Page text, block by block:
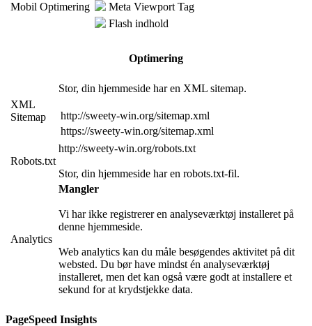
Mobil Optimering
Meta Viewport Tag
Flash indhold
Optimering
XML
Sitemap
Stor, din hjemmeside har en XML sitemap.
http://sweety-win.org/sitemap.xml
https://sweety-win.org/sitemap.xml
Robots.txt
http://sweety-win.org/robots.txt
Stor, din hjemmeside har en robots.txt-fil.
Analytics
Mangler
Vi har ikke registrerer en analyseværktøj installeret på
denne hjemmeside.
Web analytics kan du måle besøgendes aktivitet på dit
websted. Du bør have mindst én analyseværktøj
installeret, men det kan også være godt at installere et
sekund for at krydstjekke data.
PageSpeed Insights